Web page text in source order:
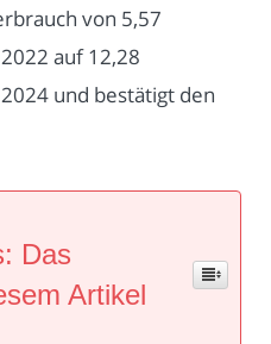
von 5,57
auf 12,28
und bestätigt den
Das
Artikel